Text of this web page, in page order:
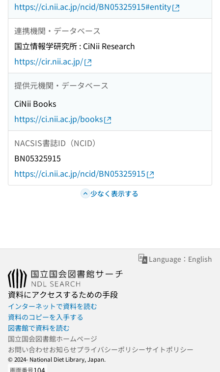
https://ci.nii.ac.jp/ncid/BN05325915#entity
連携機関・データベース
国立情報学研究所 : CiNii Research
https://cir.nii.ac.jp/
提供元機関・データベース
CiNii Books
https://ci.nii.ac.jp/books
NACSIS書誌ID（NCID）
BN05325915
https://ci.nii.ac.jp/ncid/BN05325915
少なく表示する
Language：English
資料にアクセスするための手段
インターネットで資料を読む
資料のコピーを入手する
図書館で資料を読む
国立国会図書館ホームページ
お問い合わせお知らせプライバシーポリシーサイトポリシー
© 2024- National Diet Library, Japan.
画面番号